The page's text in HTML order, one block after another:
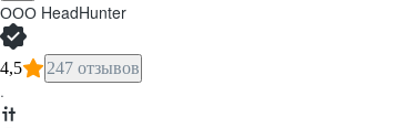
ООО HeadHunter
4,5 247 отзывов
·